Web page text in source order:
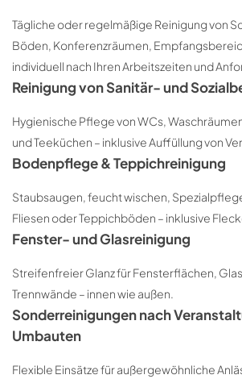
Tägliche oder regelmäßige Reinigung von
Böden, Konferenzräumen,
individuell nach Ihren Arbeitszeiten und
Reinigung von Sanitär- und
Hygienische Pflege von WCs,
und Teeküchen – inklusive Auffüllung von
Bodenpflege & Teppichreinigung
Staubsaugen, feucht wischen,
Fliesen oder Teppichböden – inklusive
Fenster- und Glasreinigung
Streifenfreier Glanz für Fensterflächen,
Trennwände – innen wie außen.
Sonderreinigungen nach
Umbauten
Flexible Einsätze für außergewöhnliche